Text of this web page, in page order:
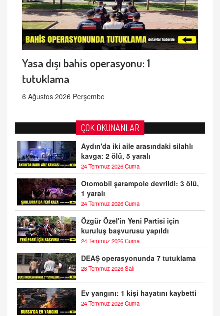
Yasa dışı bahis operasyonu: 1
tutuklama
6 Ağustos 2026 Perşembe
ÇOK OKUNANLAR
Aydın'da iki aile arasındaki silahlı
kavga: 2 ölü, 5 yaralı
24 Temmuz 2026 Cuma
Otomobil şarampole devrildi: 3 ölü,
1 yaralı
24 Temmuz 2026 Cuma
Özgür Özel'in Yeni Partisi için
kuruluş başvurusu yapıldı
24 Temmuz 2026 Cuma
DEAŞ operasyonunda 7 tutuklama
28 Temmuz 2026 Salı
Ev yangını: 1 kişi hayatını kaybetti
24 Temmuz 2026 Cuma